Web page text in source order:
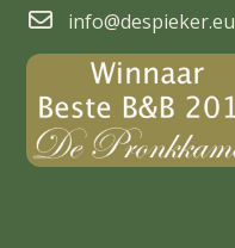
info@despieker.eu